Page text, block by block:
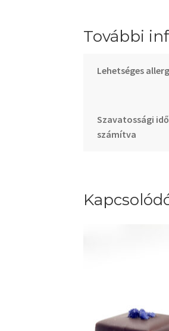
További
Lehetséges
Szavatossági
számítva